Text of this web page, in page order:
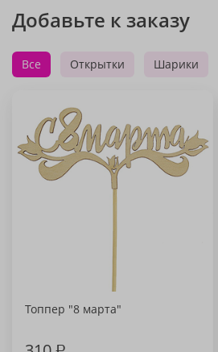
Добавьте к заказу
Все Открытки Шарики
Топпер "8 марта"